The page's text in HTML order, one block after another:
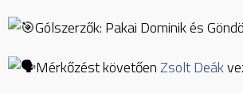
Gólszerzők: Pakai Dominik és
Mérkőzést követőenZsolt Deák